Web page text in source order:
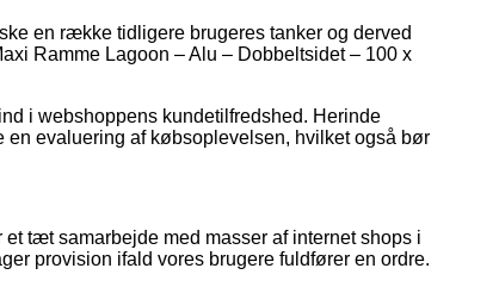
en række tidligere brugeres tanker og derved
Ramme Lagoon – Alu – Dobbeltsidet – 100 x
i webshoppens kundetilfredshed. Herinde
evaluering af købsoplevelsen, hvilket også bør
tæt samarbejde med masser af internet shops i
provision ifald vores brugere fuldfører en ordre.